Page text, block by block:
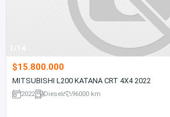
1/14
$15.800.000
MITSUBISHI L200 KATANA CRT 4X4 2022
2022 Diesel 96000 km